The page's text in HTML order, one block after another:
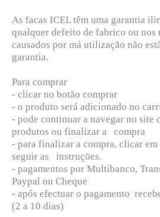
As facas ICEL têm uma garantia
qualquer defeito de fabrico ou nos
causados por má utilização não
garantia.
Para comprar
- clicar no botão comprar
- o produto será adicionado no
- pode continuar a navegar no site
produtos ou finalizar a compra
- para finalizar a compra, clicar
seguir as instruções.
- pagamentos por Multibanco,
Paypal ou Cheque
- após efectuar o pagamento
(2 a 10 dias)